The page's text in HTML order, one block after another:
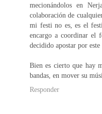
mecionándolos en
colaboración de
mi festi no es, es el
encargo a coordinar el
decidido apostar por
Bien es cierto que hay
bandas, en mover su
Responder